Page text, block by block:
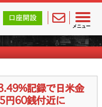
メニュー
ー）の無料口座開設サポ
口座開設
一覧
記録で日米金
円60銭付近に